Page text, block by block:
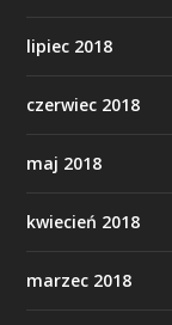
lipiec 2018
czerwiec 2018
maj 2018
kwiecień 2018
marzec 2018